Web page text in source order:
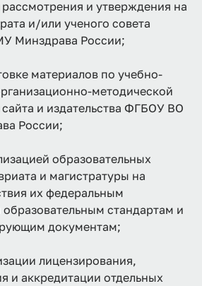
рассмотрения и утверждения на
и/или ученого совета
Минздрава России;
материалов по учебно-
методической
сайта и издательства ФГБОУ ВО
России;
образовательных
и магистратуры на
их федеральным
стандартам и
документам;
лицензирования,
и аккредитации отдельных